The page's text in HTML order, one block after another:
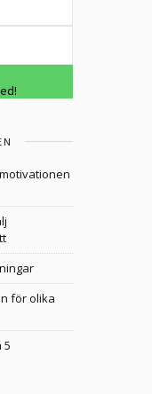
för olika
5